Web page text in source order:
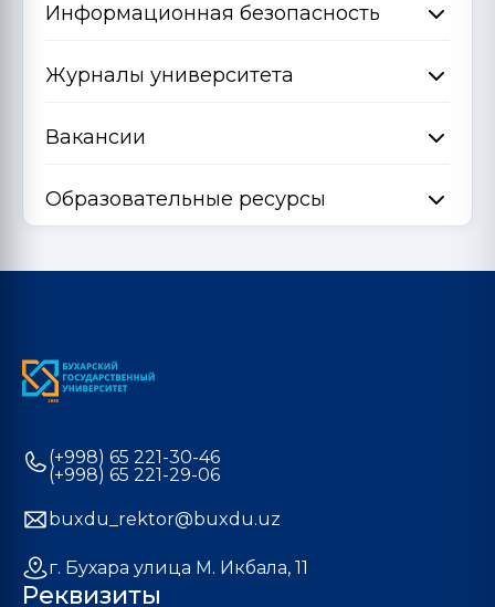
Информационная безопасность
Журналы университета
Вакансии
Образовательные ресурсы
(+998) 65 221-30-46
(+998) 65 221-29-06
buxdu_rektor@buxdu.uz
г. Бухара улица М. Икбала, 11
Реквизиты